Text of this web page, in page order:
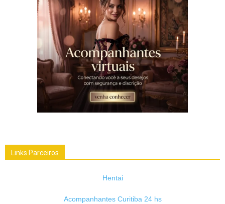
Links Parceiros
Hentai
Acompanhantes Curitiba 24 hs